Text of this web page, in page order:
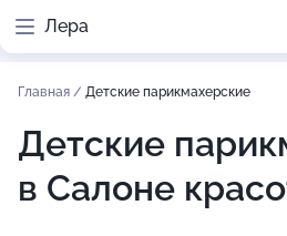
Лера
Главная / Детские парикмахерские
Детские
в Салоне